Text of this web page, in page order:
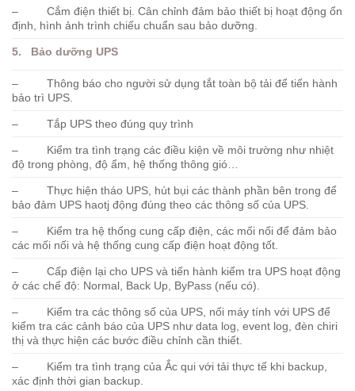
– Cắm điện thiết bị. Cân chỉnh đảm bảo thiết bị hoạt động ổn
định, hình ảnh trình chiếu chuẩn sau bảo dưỡng.
5. Bảo dưỡng UPS
– Thông báo cho người sử dụng tắt toàn bộ tải để tiến hành
bảo trì UPS.
– Tắp UPS theo đúng quy trình
– Kiểm tra tình trạng các điều kiện về môi trường như nhiệt
độ trong phòng, độ ẩm, hệ thống thông gió…
– Thực hiện tháo UPS, hút bụi các thành phần bên trong để
bảo đảm UPS haotj động đúng theo các thông số của UPS.
– Kiểm tra hệ thống cung cấp điện, các mối nối để đảm bảo
các mối nối và hệ thống cung cấp điện hoạt động tốt.
– Cấp điện lại cho UPS và tiến hành kiểm tra UPS hoạt động
ở các chế độ: Normal, Back Up, ByPass (nếu có).
– Kiểm tra các thông số của UPS, nối máy tính với UPS để
kiểm tra các cảnh báo của UPS như data log, event log, đèn chiri
thị và thực hiện các bước điều chỉnh cần thiết.
– Kiểm tra tình trạng của Ắc qui với tải thực tế khi backup,
xác định thời gian backup.